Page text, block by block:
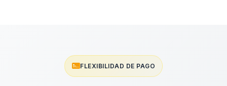
FLEXIBILIDAD DE PAGO